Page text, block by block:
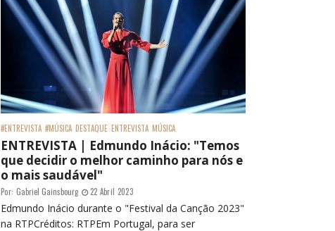
#ENTREVISTA #MÚSICA DESTAQUE ENTREVISTA MÚSICA
ENTREVISTA | Edmundo Inácio: "Temos
que decidir o melhor caminho para nós e
o mais saudável"
Por: Gabriel Gainsbourg 22 Abril 2023
Edmundo Inácio durante o "Festival da Canção 2023"
na RTPCréditos: RTPEm Portugal, para ser